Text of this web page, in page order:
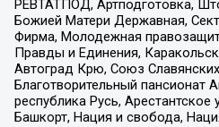
РЕВТАТПОД, Артподготовка,
Божией Матери Державная,
Фирма, Молодежная
Правды и Единения,
Автоград Крю, Союз
Благотворительный пансионат
республика Русь, Арестантское
Башкорт, Нация и свобода,